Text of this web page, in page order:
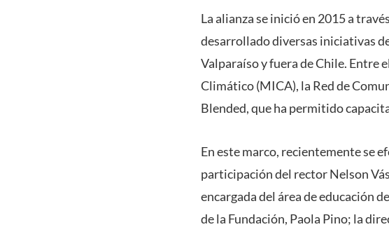
La alianza se inició en 2015 a
desarrollado diversas iniciativas
Valparaíso y fuera de Chile. Entre
Climático (MICA), la Red de
Blended, que ha permitido
En este marco, recientemente se
participación del rector Nelson
encargada del área de educación
de la Fundación, Paola Pino; la